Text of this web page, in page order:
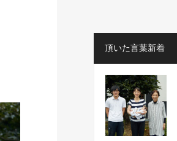
頂いた言葉新着